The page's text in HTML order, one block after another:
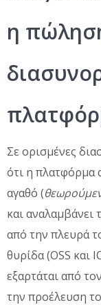
η
Σε ορισμένες
ότι η πλατφόρμα
αγαθό (
και
από την πλευρά
θυρίδα (OSS και
εξαρτάται από
την προέλευση